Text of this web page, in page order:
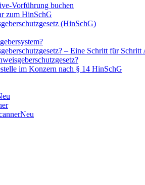
Vorführung buchen
zum HinSchG
(HinSchG)
– Eine Schritt für Schritt
im Konzern nach § 14 HinSchG
Neu